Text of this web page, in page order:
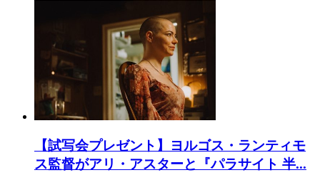
【試写会プレゼント】ヨルゴス・ランティモ
ス監督がアリ・アスターと『パラサイト 半...